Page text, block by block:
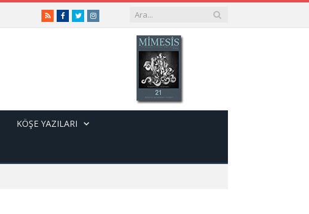
RSSFacebook
TwitterInstagram
KÖŞE YAZILARI